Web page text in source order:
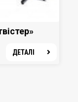
ДЕТАЛІ